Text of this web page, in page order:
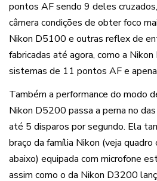
pontos AF sendo 9 deles
câmera condições de obter foco
Nikon D5100 e outras reflex de
fabricadas até agora, como a
sistemas de 11 pontos AF e
Também a performance do modo
Nikon D5200 passa a perna no
até 5 disparos por segundo. Ela
braço da família Nikon (veja
abaixo) equipada com microfone
assim como o da Nikon D3200